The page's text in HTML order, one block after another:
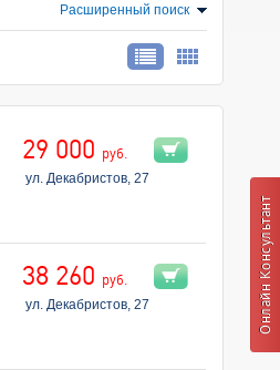
Расширенный поиск
29 000 руб.
ул. Декабристов, 27
38 260 руб.
ул. Декабристов, 27